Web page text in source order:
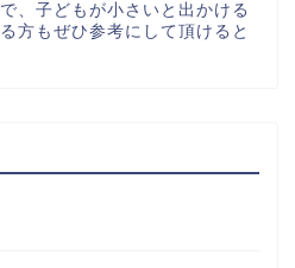
、子どもが小さいと出かける
方もぜひ参考にして頂けると